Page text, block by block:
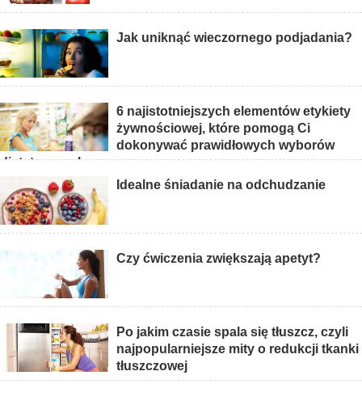
Jak uniknąć wieczornego podjadania?
6 najistotniejszych elementów etykiety
żywnościowej, które pomogą Ci
dokonywać prawidłowych wyborów
dietetycznych
Idealne śniadanie na odchudzanie
Czy ćwiczenia zwiększają apetyt?
Po jakim czasie spala się tłuszcz, czyli
najpopularniejsze mity o redukcji tkanki
tłuszczowej